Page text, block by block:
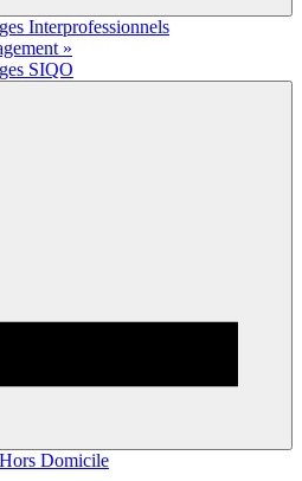
Interprofessionnels
»
SIQO
Domicile